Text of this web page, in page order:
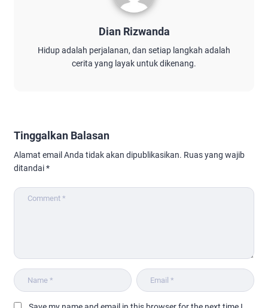
Dian Rizwanda
Hidup adalah perjalanan, dan setiap langkah adalah
cerita yang layak untuk dikenang.
Tinggalkan Balasan
Alamat email Anda tidak akan dipublikasikan. Ruas yang wajib
ditandai*